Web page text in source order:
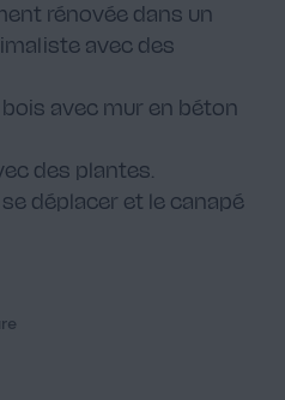
rénovée dans un
avec des
avec mur en béton
des plantes.
déplacer et le canapé